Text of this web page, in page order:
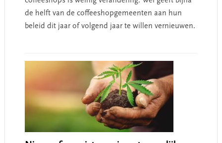
de helft van de coffeeshopgemeenten aan hun
beleid dit jaar of volgend jaar te willen vernieuwen.